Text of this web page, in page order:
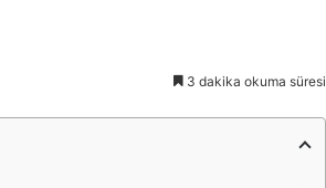
3 dakika okuma süresi